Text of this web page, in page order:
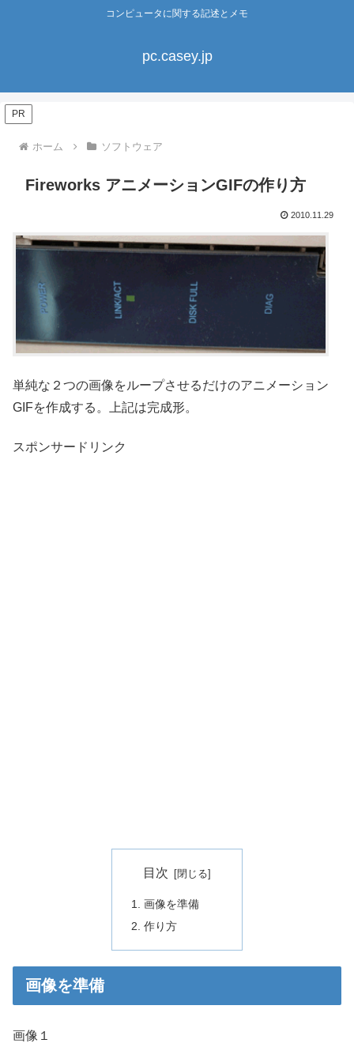
コンピュータに関する記述とメモ
pc.casey.jp
PR
ホーム ソフトウェア
Fireworks アニメーションGIFの作り方
2010.11.29
単純な２つの画像をループさせるだけのアニメーション
GIFを作成する。上記は完成形。
スポンサードリンク
目次
画像を準備
作り方
画像を準備
画像１